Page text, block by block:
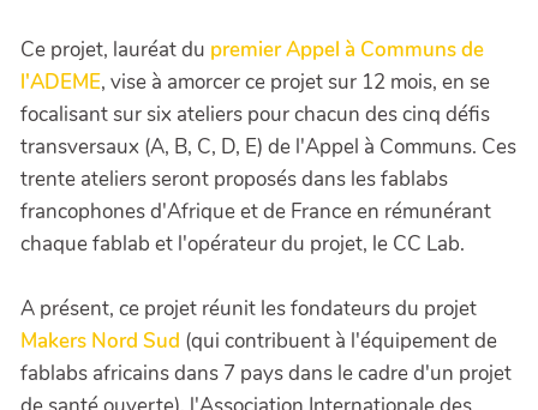
Ce projet, lauréat du premier Appel à Communs de
l'ADEME, vise à amorcer ce projet sur 12 mois, en se
focalisant sur six ateliers pour chacun des cinq défis
transversaux (A, B, C, D, E) de l'Appel à Communs. Ces
trente ateliers seront proposés dans les fablabs
francophones d'Afrique et de France en rémunérant
chaque fablab et l'opérateur du projet, le CC Lab.
A présent, ce projet réunit les fondateurs du projet
Makers Nord Sud (qui contribuent à l'équipement de
fablabs africains dans 7 pays dans le cadre d'un projet